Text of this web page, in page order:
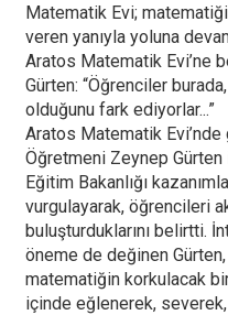
Matematik Evi;
veren yanıyla yoluna
Aratos Matematik Evi’ne
Gürten: “Öğrenciler
olduğunu fark ediyorlar...”
Aratos Matematik
Öğretmeni Zeynep
Eğitim Bakanlığı
vurgulayarak, öğrencileri
buluşturduklarını belirtti.
öneme de değinen
matematiğin korkulacak
içinde eğlenerek,